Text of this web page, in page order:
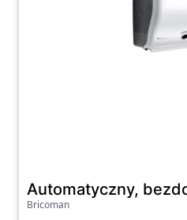
Automatyczny,
Bricoman